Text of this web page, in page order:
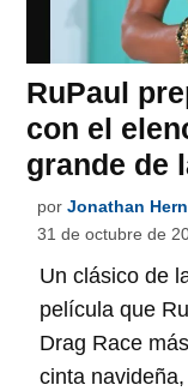
RuPaul
con el
grande de
por Jonathan
31 de octubre de
Un clásico de
película que
Drag Race
cinta